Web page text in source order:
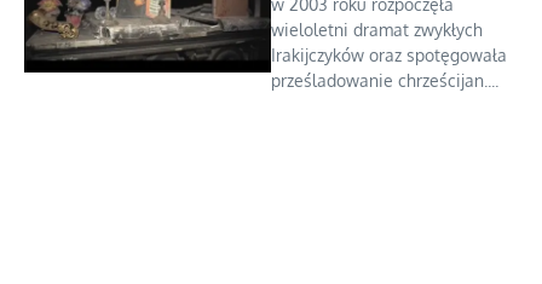
w 2003 roku rozpoczęła
wieloletni dramat zwykłych
Irakijczyków oraz spotęgowała
prześladowanie chrześcijan....